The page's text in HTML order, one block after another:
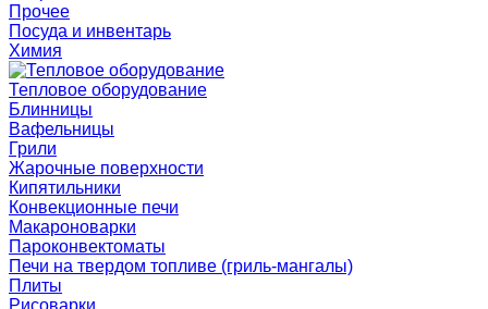
Прочее
Посуда и инвентарь
Химия
Тепловое оборудование
Блинницы
Вафельницы
Грили
Жарочные поверхности
Кипятильники
Конвекционные печи
Макароноварки
Пароконвектоматы
Печи на твердом топливе (гриль-мангалы)
Плиты
Рисоварки